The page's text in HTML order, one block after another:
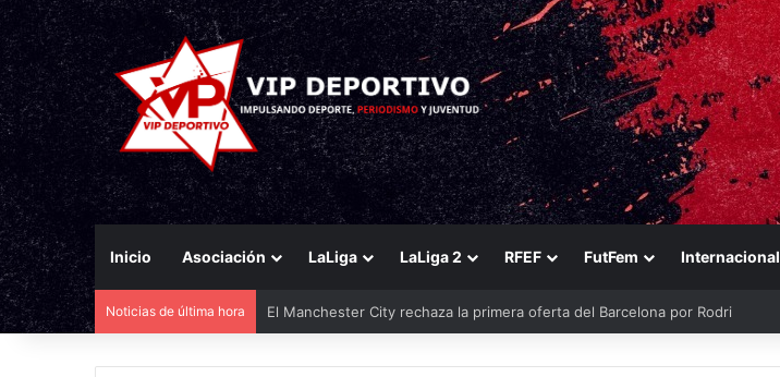
Inicio Asociación LaLiga LaLiga 2 RFEF FutFem Internacional
Noticias de última hora El Manchester City rechaza la primera oferta del Barcelona por Rodri